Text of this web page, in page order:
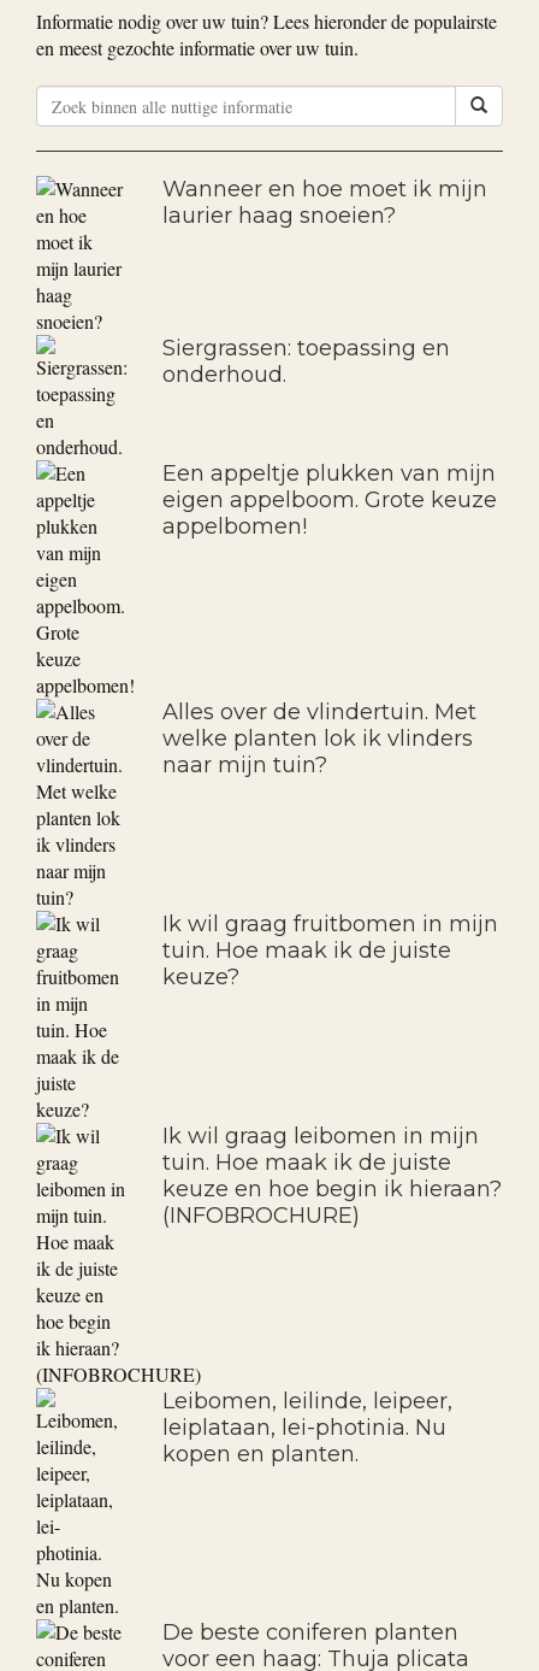
Bekijk alle goedkope aanbiedingen
Nuttige informatie
Informatie nodig over uw tuin? Lees hieronder de populairste
en meest gezochte informatie over uw tuin.
eigen appelboom. Grote keuze
appelbomen!
Alles over de vlindertuin. Met
welke planten lok ik vlinders
naar mijn tuin?
Ik wil graag fruitbomen in mijn
tuin. Hoe maak ik de juiste
keuze?
tuin. Hoe maak ik de juiste
keuze en hoe begin ik hieraan?
(INFOBROCHURE)
leiplataan, lei-photinia. Nu
kopen en planten.